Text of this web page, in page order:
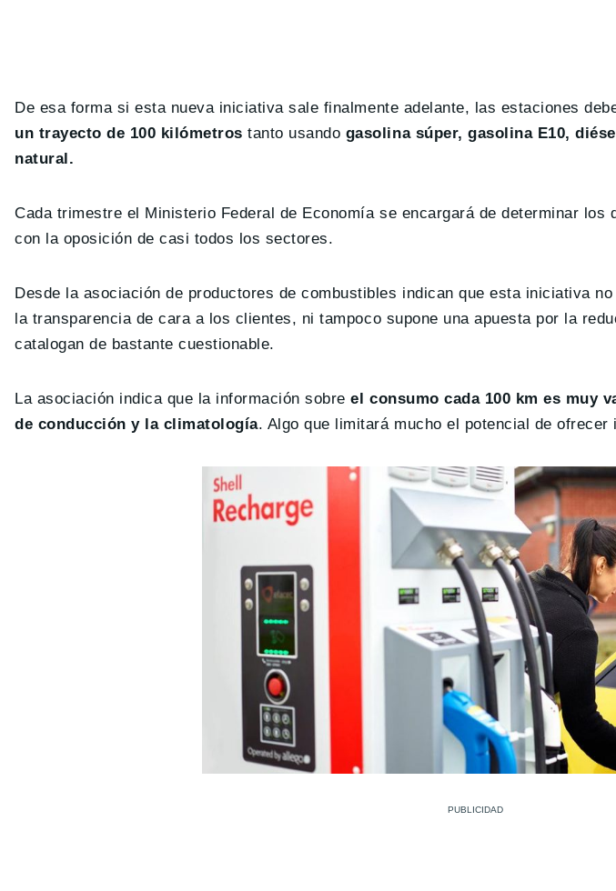
De esa forma si esta nueva iniciativa sale finalmente adelante, las estaciones
un trayecto de 100 kilómetros tanto usando gasolina súper, gasolina E10,
natural.
Cada trimestre el Ministerio Federal de Economía se encargará de determinar los
con la oposición de casi todos los sectores.
Desde la asociación de productores de combustibles indican que esta iniciativa
la transparencia de cara a los clientes, ni tampoco supone una apuesta por la
catalogan de bastante cuestionable.
La asociación indica que la información sobreel consumo cada 100 km es muy
de conducción y la climatología. Algo que limitará mucho el potencial de